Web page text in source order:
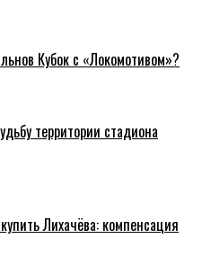
Кубок с «Локомотивом»?
территории стадиона
Лихачёва: компенсация